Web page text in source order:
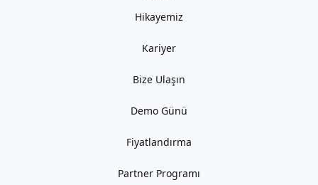
Hikayemiz
Kariyer
Bize Ulaşın
Demo Günü
Fiyatlandırma
Partner Programı